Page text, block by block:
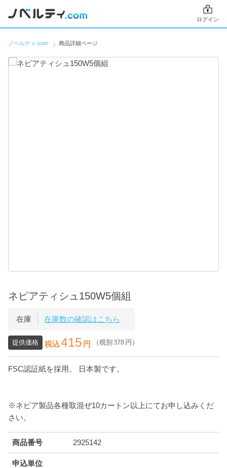
ログイン
ノベルティ.com 商品詳細ページ
ネピアティシュ150W5個組
在庫 在庫数の確認はこちら
提供価格 税込415 円 （税別 378 円）
FSC認証紙を採用。 日本製です。
※ネピア製品各種取混ぜ10カートン以上にてお申し込みくだ
さい。
商品番号 2925142
申込単位